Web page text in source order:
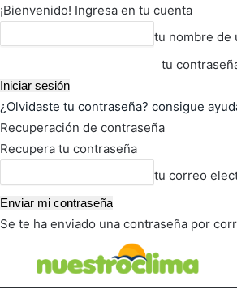
¡Bienvenido! Ingresa en tu cuenta
tu nombre de
tu
¿Olvidaste tu contraseña? consigue
Recuperación de contraseña
Recupera tu contraseña
tu correo
Se te ha enviado una contraseña por